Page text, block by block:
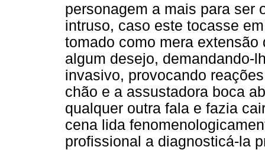
personagem a mais para ser
intruso, caso este tocasse
tomado como mera
algum desejo, demandando-
invasivo, provocando
chão e a assustadora boca
qualquer outra fala e fazia
cena lida
profissional a diagnosticá-la